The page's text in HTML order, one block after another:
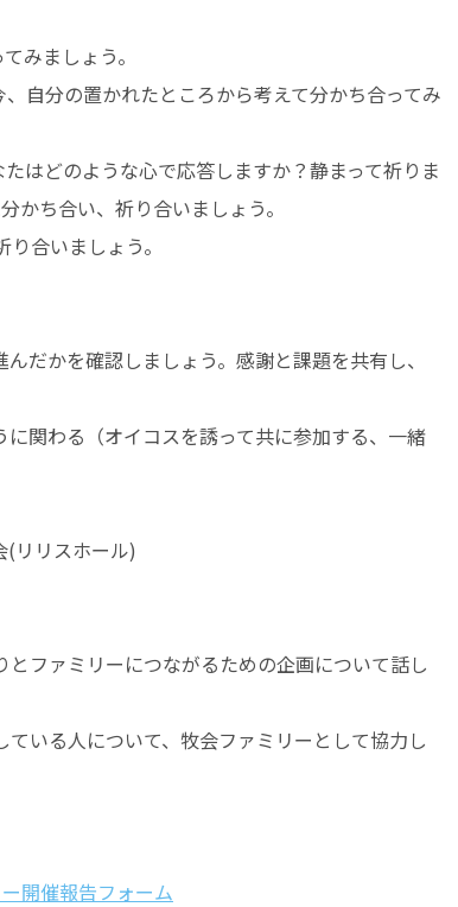
みましょう。
自分の置かれたところから考えて分かち合ってみ
はどのような心で応答しますか？静まって祈りま
かち合い、祈り合いましょう。
合いましょう。
だかを確認しましょう。感謝と課題を共有し、
関わる（オイコスを誘って共に参加する、一緒
リリスホール)
ファミリーにつながるための企画について話し
いる人について、牧会ファミリーとして協力し
開催報告フォーム